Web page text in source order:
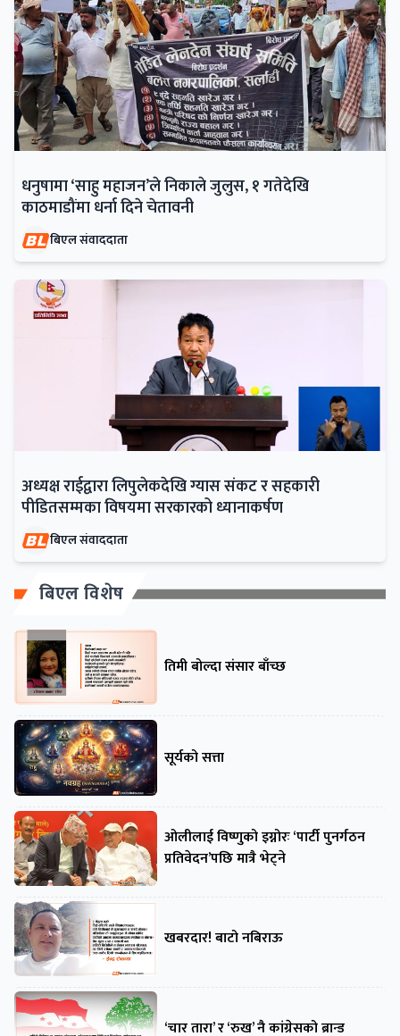
धनुषामा ‘साहु महाजन’ले निकाले जुलुस, १ गतेदेखि
काठमाडौंमा धर्ना दिने चेतावनी
बिएल संवाददाता
अध्यक्ष राईद्वारा लिपुलेकदेखि ग्यास संकट र सहकारी
पीडितसम्मका विषयमा सरकारको ध्यानाकर्षण
बिएल संवाददाता
बिएल विशेष
तिमी बोल्दा संसार बाँच्छ
सूर्यको सत्ता
ओलीलाई विष्णुको इग्नोरः ‘पार्टी पुनर्गठन
प्रतिवेदन’पछि मात्रै भेट्ने
खबरदार! बाटो नबिराऊ
‘चार तारा’ र ‘रुख’ नै कांग्रेसको ब्रान्ड